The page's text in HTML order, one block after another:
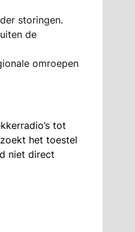
storingen.
de
omroepen
tot
het toestel
niet direct